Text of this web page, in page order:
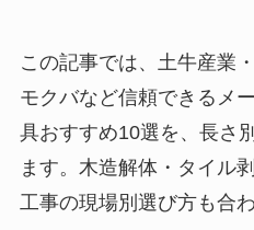
この記事では、土牛産業
モクバなど信頼できるメ
具おすすめ10選を、長さ
ます。木造解体・タイル
工事の現場別選び方も合